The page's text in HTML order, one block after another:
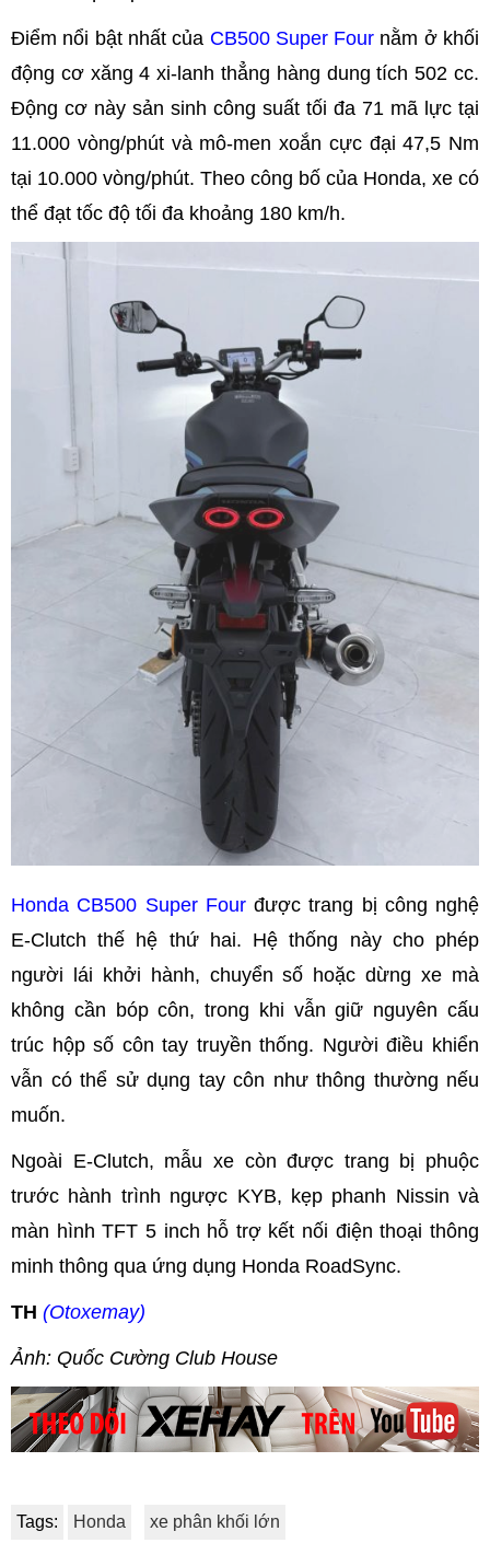
Điểm nổi bật nhất của CB500 Super Four nằm ở khối
động cơ xăng 4 xi-lanh thẳng hàng dung tích 502 cc.
Động cơ này sản sinh công suất tối đa 71 mã lực tại
11.000 vòng/phút và mô-men xoắn cực đại 47,5 Nm
tại 10.000 vòng/phút. Theo công bố của Honda, xe có
thể đạt tốc độ tối đa khoảng 180 km/h.
Honda CB500 Super Fourđược trang bị công nghệ
E-Clutch thế hệ thứ hai. Hệ thống này cho phép
người lái khởi hành, chuyển số hoặc dừng xe mà
không cần bóp côn, trong khi vẫn giữ nguyên cấu
trúc hộp số côn tay truyền thống. Người điều khiển
vẫn có thể sử dụng tay côn như thông thường nếu
muốn.
Ngoài E-Clutch, mẫu xe còn được trang bị phuộc
trước hành trình ngược KYB, kẹp phanh Nissin và
màn hình TFT 5 inch hỗ trợ kết nối điện thoại thông
minh thông qua ứng dụng Honda RoadSync.
TH (Otoxemay)
Ảnh: Quốc Cường Club House
Tags: Honda xe phân khối lớn